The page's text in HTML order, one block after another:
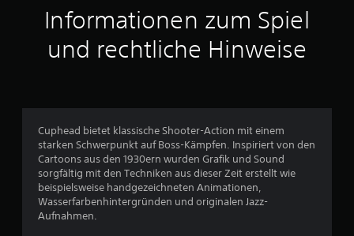
6
1
6
B
Informationen zum Spiel
und rechtliche Hinweise
Cuphead bietet klassische Shooter-Action mit einem
starken Schwerpunkt auf Boss-Kämpfen. Inspiriert von den
Cartoons aus den 1930ern wurden Grafik und Sound
sorgfältig mit den Techniken aus dieser Zeit erstellt wie
beispielsweise handgezeichneten Animationen,
Wasserfarbenhintergründen und originalen Jazz-
Aufnahmen.